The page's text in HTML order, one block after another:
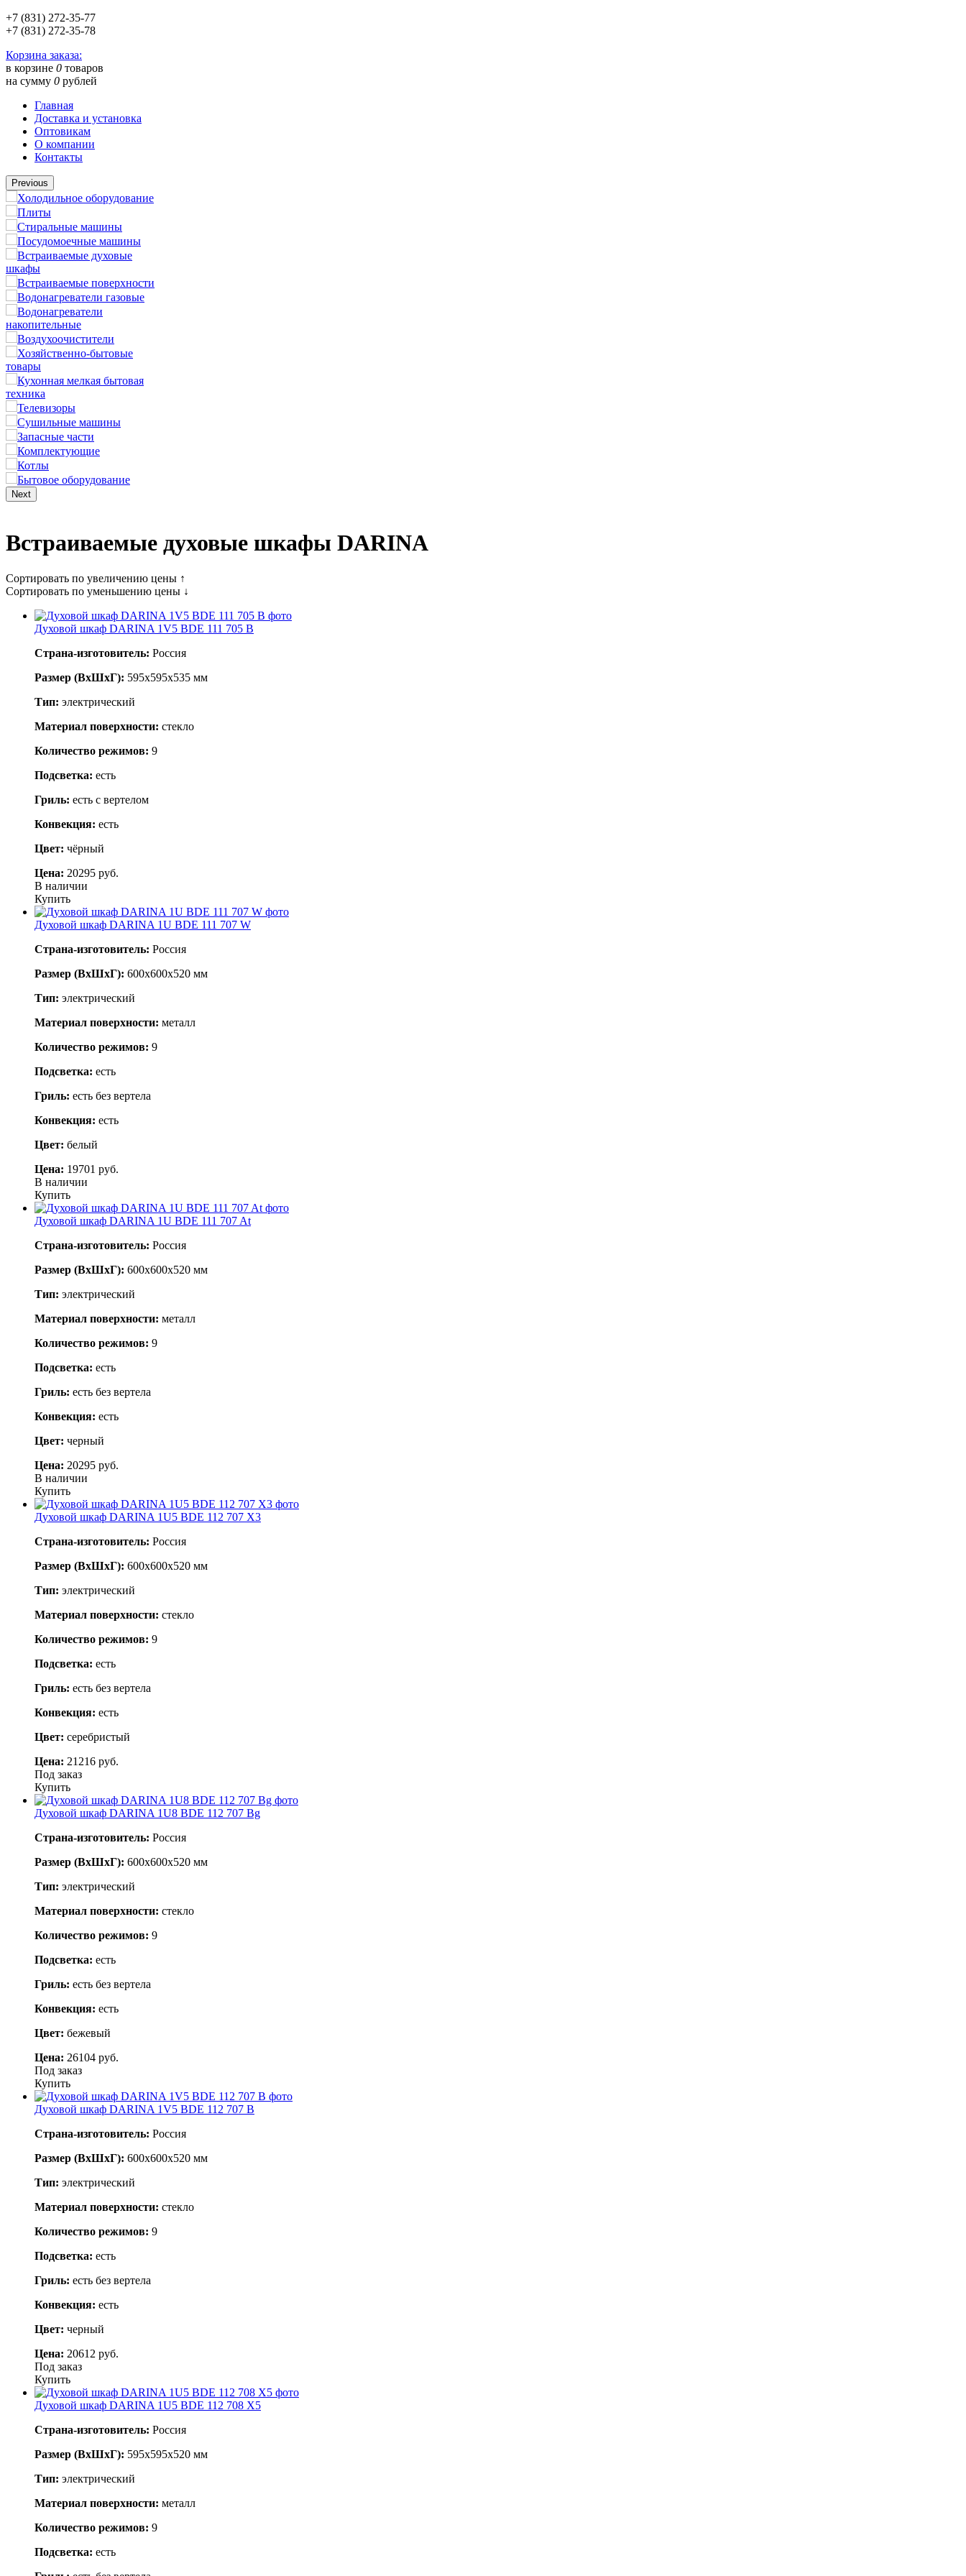
+7 (831) 272-35-77
+7 (831) 272-35-78
Корзина заказа:
в корзине 0 товаров
на сумму 0 рублей
Главная
Доставка и установка
Оптовикам
О компании
Контакты
Previous
Холодильное оборудование
Плиты
Стиральные машины
Посудомоечные машины
Встраиваемые духовые
шкафы
Встраиваемые поверхности
Водонагреватели газовые
Водонагреватели
накопительные
Воздухоочистители
Хозяйственно-бытовые
товары
Кухонная мелкая бытовая
техника
Телевизоры
Сушильные машины
Запасные части
Комплектующие
Котлы
Бытовое оборудование
Next
Встраиваемые духовые шкафы DARINA
Сортировать по увеличению цены ↑
Сортировать по уменьшению цены ↓
Духовой шкаф DARINA 1V5 BDE 111 705 B
Страна-изготовитель: Россия
Размер (ВхШхГ): 595х595х535 мм
Тип: электрический
Материал поверхности: стекло
Количество режимов: 9
Подсветка: есть
Гриль: есть с вертелом
Конвекция: есть
Цвет: чёрный
Цена: 20295 руб.
В наличии
Купить
Духовой шкаф DARINA 1U BDE 111 707 W
Страна-изготовитель: Россия
Размер (ВхШхГ): 600х600х520 мм
Тип: электрический
Материал поверхности: металл
Количество режимов: 9
Подсветка: есть
Гриль: есть без вертела
Конвекция: есть
Цвет: белый
Цена: 19701 руб.
В наличии
Купить
Духовой шкаф DARINA 1U BDE 111 707 At
Страна-изготовитель: Россия
Размер (ВхШхГ): 600х600х520 мм
Тип: электрический
Материал поверхности: металл
Количество режимов: 9
Подсветка: есть
Гриль: есть без вертела
Конвекция: есть
Цвет: черный
Цена: 20295 руб.
В наличии
Купить
Духовой шкаф DARINA 1U5 BDE 112 707 X3
Страна-изготовитель: Россия
Размер (ВхШхГ): 600х600х520 мм
Тип: электрический
Материал поверхности: стекло
Количество режимов: 9
Подсветка: есть
Гриль: есть без вертела
Конвекция: есть
Цвет: серебристый
Цена: 21216 руб.
Под заказ
Купить
Духовой шкаф DARINA 1U8 BDE 112 707 Bg
Страна-изготовитель: Россия
Размер (ВхШхГ): 600х600х520 мм
Тип: электрический
Материал поверхности: стекло
Количество режимов: 9
Подсветка: есть
Гриль: есть без вертела
Конвекция: есть
Цвет: бежевый
Цена: 26104 руб.
Под заказ
Купить
Духовой шкаф DARINA 1V5 BDE 112 707 B
Страна-изготовитель: Россия
Размер (ВхШхГ): 600х600х520 мм
Тип: электрический
Материал поверхности: стекло
Количество режимов: 9
Подсветка: есть
Гриль: есть без вертела
Конвекция: есть
Цвет: черный
Цена: 20612 руб.
Под заказ
Купить
Духовой шкаф DARINA 1U5 BDE 112 708 X5
Страна-изготовитель: Россия
Размер (ВхШхГ): 595х595х520 мм
Тип: электрический
Материал поверхности: металл
Количество режимов: 9
Подсветка: есть